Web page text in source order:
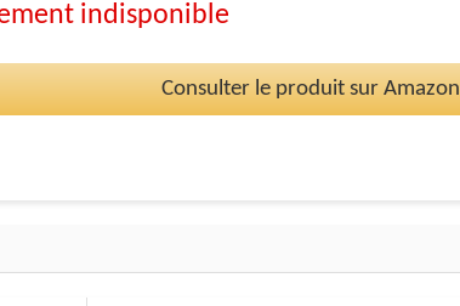
indisponible
Consulter le produit sur Amazon